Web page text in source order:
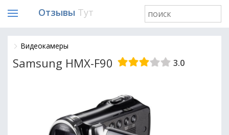
Отзывы Тут
Видеокамеры
Samsung HMX-F90 3.0